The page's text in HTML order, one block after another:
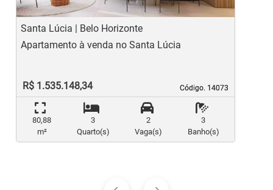
Santa Lúcia | Belo Horizonte
Código. 14073
Código. 14073
Apartamento à venda no Santa Lúcia
R$ 1.535.148,34
80,88
m²
3
Quarto(s)
2
Vaga(s)
3
Banho(s)